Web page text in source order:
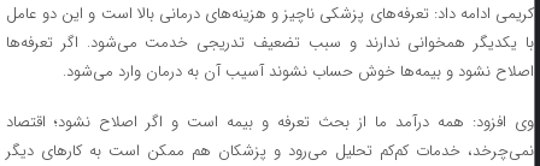
کریمی ادامه داد: تعرفه‌های پزشکی ناچیز و هزینه‌های درمانی بالا است و این دو عامل
با یکدیگر همخوانی ندارند و سبب تضعیف تدریجی خدمت می‌شود. اگر تعرفه‌ها
اصلاح نشود و بیمه‌ها خوش حساب نشوند آسیب آن به درمان وارد می‌شود.
وی افزود: همه درآمد ما از بحث تعرفه و بیمه است و اگر اصلاح نشود؛ اقتصاد
نمی‌چرخد، خدمات کم‌کم تحلیل می‌رود و پزشکان هم ممکن است به کارهای دیگر